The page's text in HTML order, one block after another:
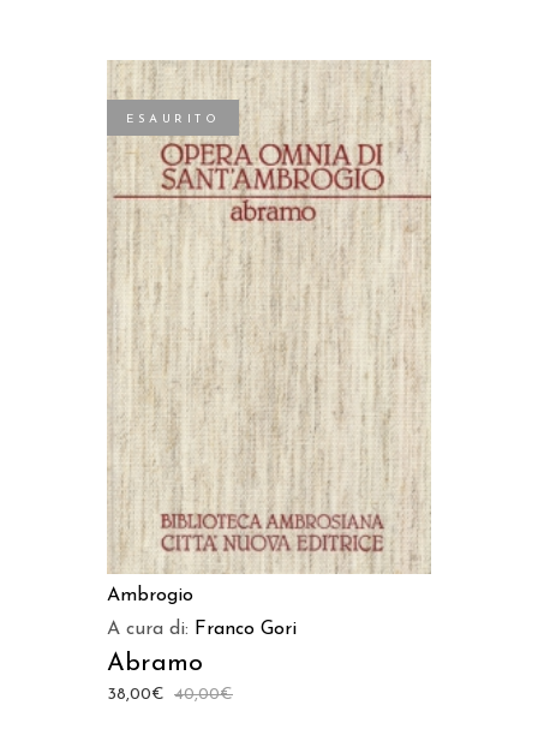
ESAURITO
LEGGI TUTTO
Ambrogio
A cura di: Franco Gori
Abramo
40,00€
38,00€